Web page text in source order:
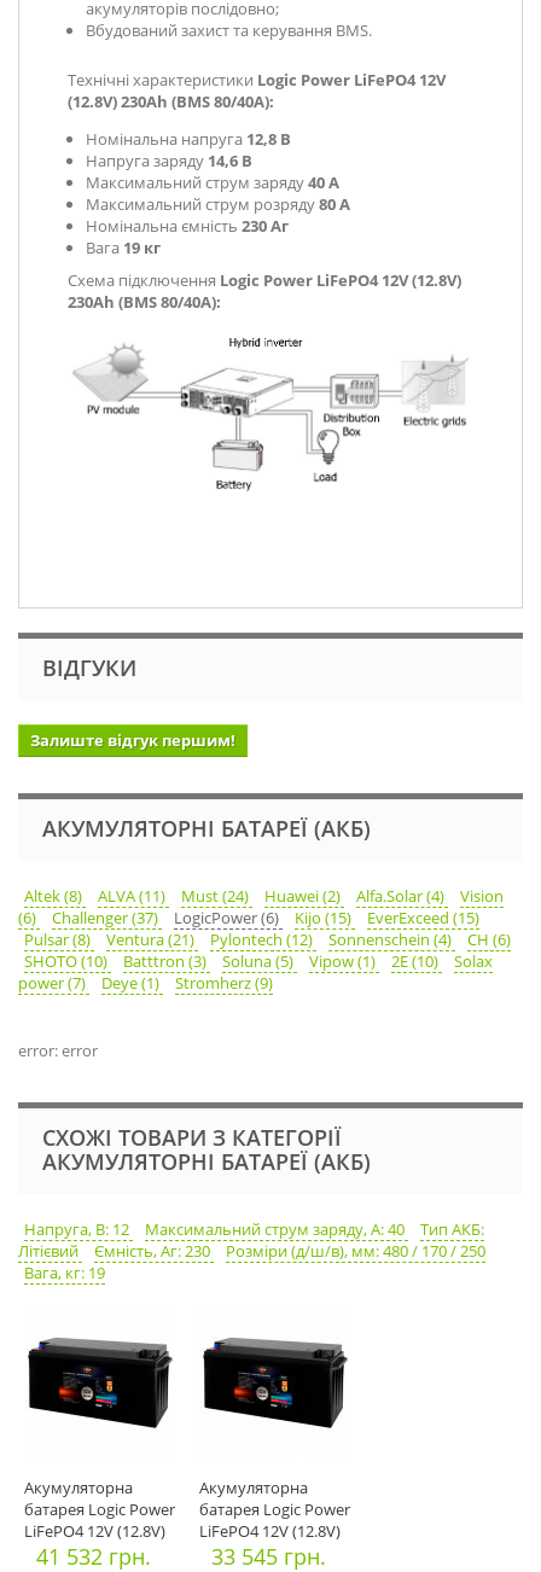
акумуляторів послідовно;
Вбудований захист та керування BMS.
Технічні характеристики Logic Power LiFePO4 12V
(12.8V) 230Ah (BMS 80/40A):
Номінальна напруга 12,8 В
Напруга заряду 14,6 В
Максимальний струм заряду40А
Максимальний струм розряду80 A
Номінальна ємність 230 Аг
Вага 19 кг
Схема підключення Logic Power LiFePO4 12V (12.8V)
230Ah (BMS 80/40A):
ВІДГУКИ
Залиште відгук першим!
АКУМУЛЯТОРНІ БАТАРЕЇ (АКБ)
Altek (8) ALVA (11) Must (24) Huawei (2) Alfa.Solar (4)
Vision
(6)
Challenger (37) LogicPower (6) Kijo (15)
EverExceed (15)
Pulsar (8)
Ventura (21) Pylontech (12) Sonnenschein (4)
CH (6)
SHOTO (10)
Batttron (3) Soluna (5) Vipow (1) 2E (10)
Solax
power (7)
Deye (1) Stromherz (9)
error: error
СХОЖІ ТОВАРИ З КАТЕГОРІЇ
АКУМУЛЯТОРНІ БАТАРЕЇ (АКБ)
Напруга, В: 12 Максимальний струм заряду, А: 40
Тип АКБ:
Літієвий
Ємність, Аг: 230
Розміри (д/ш/в), мм: 480 / 170 / 250
Вага, кг: 19
Акумуляторна
батарея Logic Power
LiFePO4 12V (12.8V)
202Ah (
41 532 грн.
Акумуляторна
батарея Logic Power
LiFePO4 12V (12.8V)
140Ah (
33 545 грн.